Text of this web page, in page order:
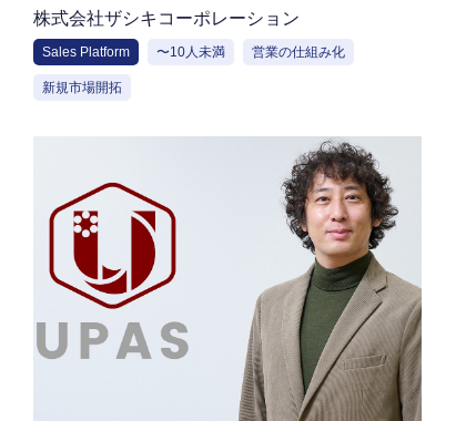
ットでも成果を上げることに成功
株式会社ザシキコーポレーション
Sales Platform 〜10人未満 営業の仕組み化
新規市場開拓